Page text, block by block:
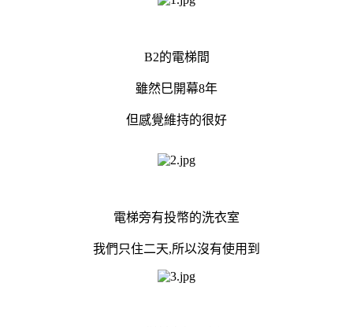
B2的電梯間
雖然巳開幕8年
但感覺維持的很好
電梯旁有投幣的洗衣室
我們只住二天,所以沒有使用到